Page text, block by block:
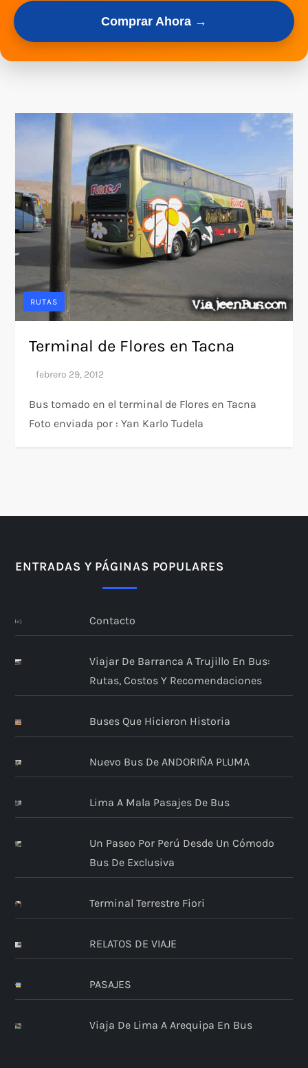
Comprar Ahora →
RUTAS
Terminal de Flores en Tacna
Bus tomado en el terminal de Flores en Tacna
Foto enviada por : Yan Karlo Tudela
ENTRADAS Y PÁGINAS POPULARES
Contacto
Viajar De Barranca A Trujillo En Bus:
Rutas, Costos Y Recomendaciones
Buses Que Hicieron Historia
Nuevo Bus De ANDORIÑA PLUMA
Lima A Mala Pasajes De Bus
Un Paseo Por Perú Desde Un Cómodo
Bus De Exclusiva
Terminal Terrestre Fiori
RELATOS DE VIAJE
PASAJES
Viaja De Lima A Arequipa En Bus